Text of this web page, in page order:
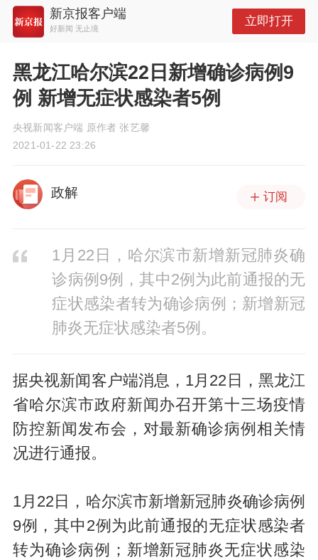
新京报客户端
好新闻 无止境
立即打开
黑龙江哈尔滨22日新增确诊病例9
例 新增无症状感染者5例
央视新闻客户端 原作者 张艺馨
2021-01-22 23:26
政解 订阅
1月22日，哈尔滨市新增新冠肺炎确
诊病例9例，其中2例为此前通报的无
症状感染者转为确诊病例；新增新冠
肺炎无症状感染者5例。
据央视新闻客户端消息，1月22日，黑龙江
省哈尔滨市政府新闻办召开第十三场疫情
防控新闻发布会，对最新确诊病例相关情
况进行通报。
1月22日，哈尔滨市新增新冠肺炎确诊病例
9例，其中2例为此前通报的无症状感染者
转为确诊病例；新增新冠肺炎无症状感染